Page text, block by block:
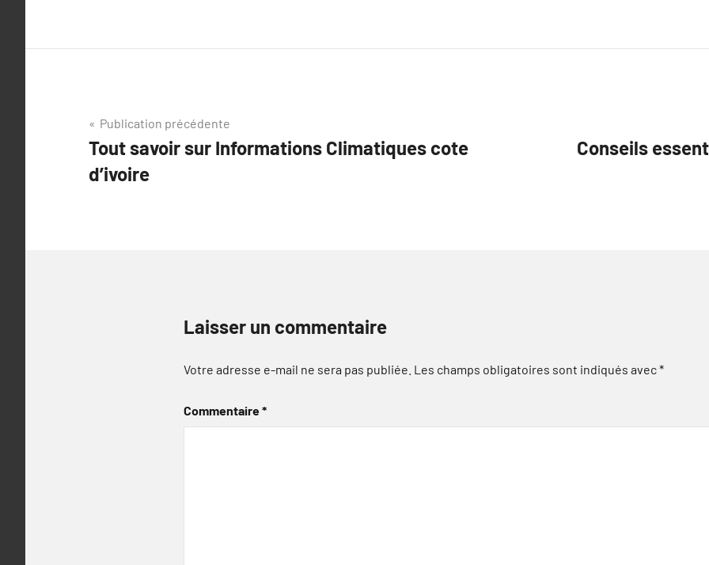
Navigation
de
l’article
Publication précédente
Tout savoir sur Informations Climatiques cote
d’ivoire
Conseils
Laisser un commentaire
Votre adresse e-mail ne sera pas publiée. Les champs obligatoires sont indiqués avec*
Commentaire*